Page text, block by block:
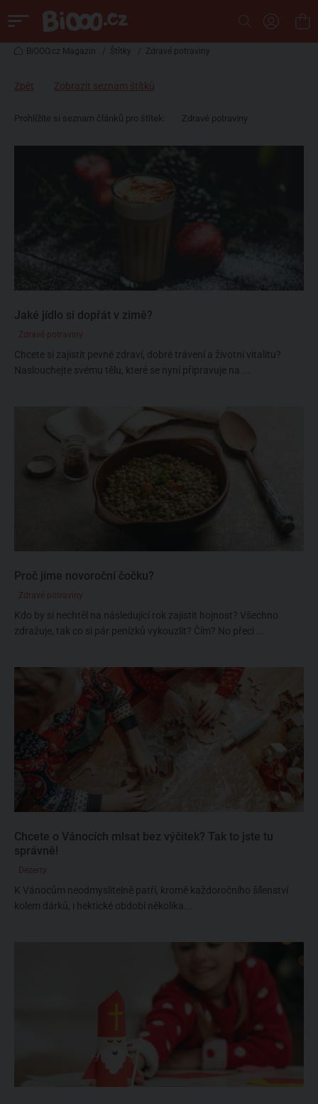
BiOOO.cz Magazin / Štítky / Zdravé potraviny
Zpět Zobrazit seznam štítků
Prohlížíte si seznam článků pro štítek: Zdravé potraviny
Jaké jídlo si dopřát v zimě?
Zdravé potraviny
Chcete si zajistit pevné zdraví, dobré trávení a životní vitalitu?
Naslouchejte svému tělu, které se nyní připravuje na ...
Proč jíme novoroční čočku?
Zdravé potraviny
Kdo by si nechtěl na následující rok zajistit hojnost? Všechno
zdražuje, tak co si pár penízků vykouzlit? Čím? No přeci ...
Chcete o Vánocích mlsat bez výčitek? Tak to jste tu
správně!
Dezerty
K Vánocům neodmyslitelně patří, kromě každoročního šílenství
kolem dárků, i hektické období několika...